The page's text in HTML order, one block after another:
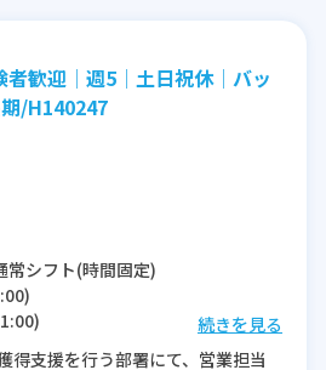
者歓迎│週5│土日祝休│バッ
/H140247
常シフト(時間固定)
続きを見る
得支援を行う部署にて、営業担当